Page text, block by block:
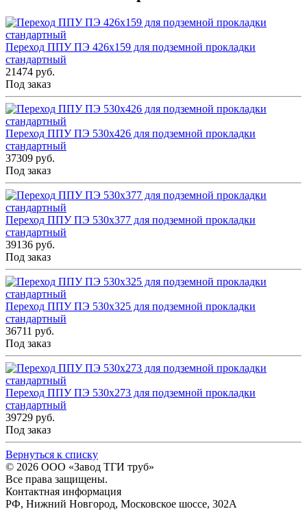
Переход ППУ ПЭ 426x159 для подземной прокладки
стандартный
21474 руб.
Под заказ
Переход ППУ ПЭ 530x426 для подземной прокладки
стандартный
37309 руб.
Под заказ
Переход ППУ ПЭ 530x377 для подземной прокладки
стандартный
39136 руб.
Под заказ
Переход ППУ ПЭ 530x325 для подземной прокладки
стандартный
36711 руб.
Под заказ
Переход ППУ ПЭ 530x273 для подземной прокладки
стандартный
39729 руб.
Под заказ
Вернуться к списку
© 2026 ООО «Завод ТГИ труб»
Все права защищены.
Контактная информация
РФ, Нижний Новгород, Московское шоссе, 302А